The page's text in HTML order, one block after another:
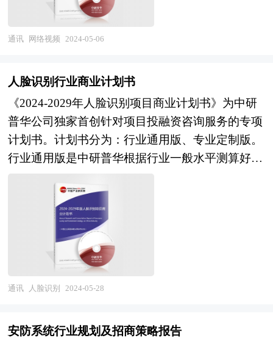
重点分析了我国3D打印材料行业将面临的机遇与
挑战。报告将帮助3D打印材料企业、学术科研单
位、投资企业准确了解3D打印材料行业最新发展
机会点，增长点和盈利点……准确把握3D打印材
料行业未被满足的市场需求和趋势，有效规避3D
打印材料行业投资风险，更有效率地巩固或者拓展
相应的战略性目标市场，牢牢把握行业竞争的主动
权。形成企业良好的可持续发展优势。
择，并购成本的控制，并购的法律问题等等，面对
这些问题，企业内部因缺乏专业人才往往难以正确
告由中研普华咨询公司领衔撰写，在大量周密的市
总署、国家发改委、国家商务部、网络视频行业相
关协会、中国行业研究网等国家部门、行业协会、
国内外相关报刊杂志发表公布的基础信息以及专业
研究机构公布和提供的大量资料，对我国网络视频
行业的发展状况、竞争情况、发展趋势、行业技术
等背景进行了分析，并重点分析了我国网络视频行
业兼并重组机会，以及中国网络视频行业兼并重组
将面临的挑战。报告还对国内外的网络视频行业兼
并重组案例分析，并对网络视频行业兼并重组趋势
进行了趋向研判，本报告定期对网络视频行业运行
和兼并重组事件进行监测，数据保持动态更新，是
确了解目前网络视频行业兼并重组动态，把握企业
通讯 网络视频 2024-05-06
人脸识别行业商业计划书
《2024-2029年人脸识别项目商业计划书》为中研
普华公司独家首创针对项目投融资咨询服务的专项
计划书。计划书分为：行业通用版、专业定制版。
行业通用版是中研普华根据行业一般水平测算好了
行业指标数据，作为行业通用的模板计划书，企业
可以自行补充单位信息，稍做调整就可以作为项目
计划书使用。我们也可以根据企业具体项目要求专
项编写专业定制版，并根据详细要求合理报价，为
企业项目立项、上马、融资提供全程指引服务。
本计划书主要有以下几大用途： 审批国家资金
——国家规范格式、关注产业发展、侧重社会影
政策、确保外商利益； 吸引风险投资——金融业
通讯 人脸识别 2024-05-28
安防系统行业规划及招商策略报告